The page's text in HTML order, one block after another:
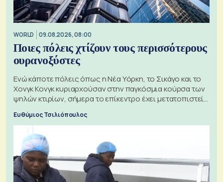
WORLD 09.08.2026, 08:00
Ποιες πόλεις χτίζουν τους περισσότερους
ουρανοξύστες
Ενώ κάποτε πόλεις όπως η Νέα Υόρκη, το Σικάγο και το
Χονγκ Κονγκ κυριαρχούσαν στην παγκόσμια κούρσα των
ψηλών κτιρίων, σήμερα το επίκεντρο έχει μετατοπιστεί
Ευθύμιος Τσιλιόπουλος